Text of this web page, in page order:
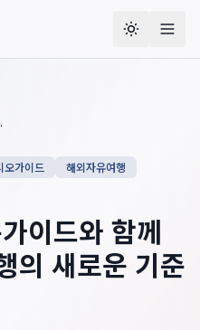
운 기준
오가이드
해외자유여행
이드와 함께
의 새로운 기준